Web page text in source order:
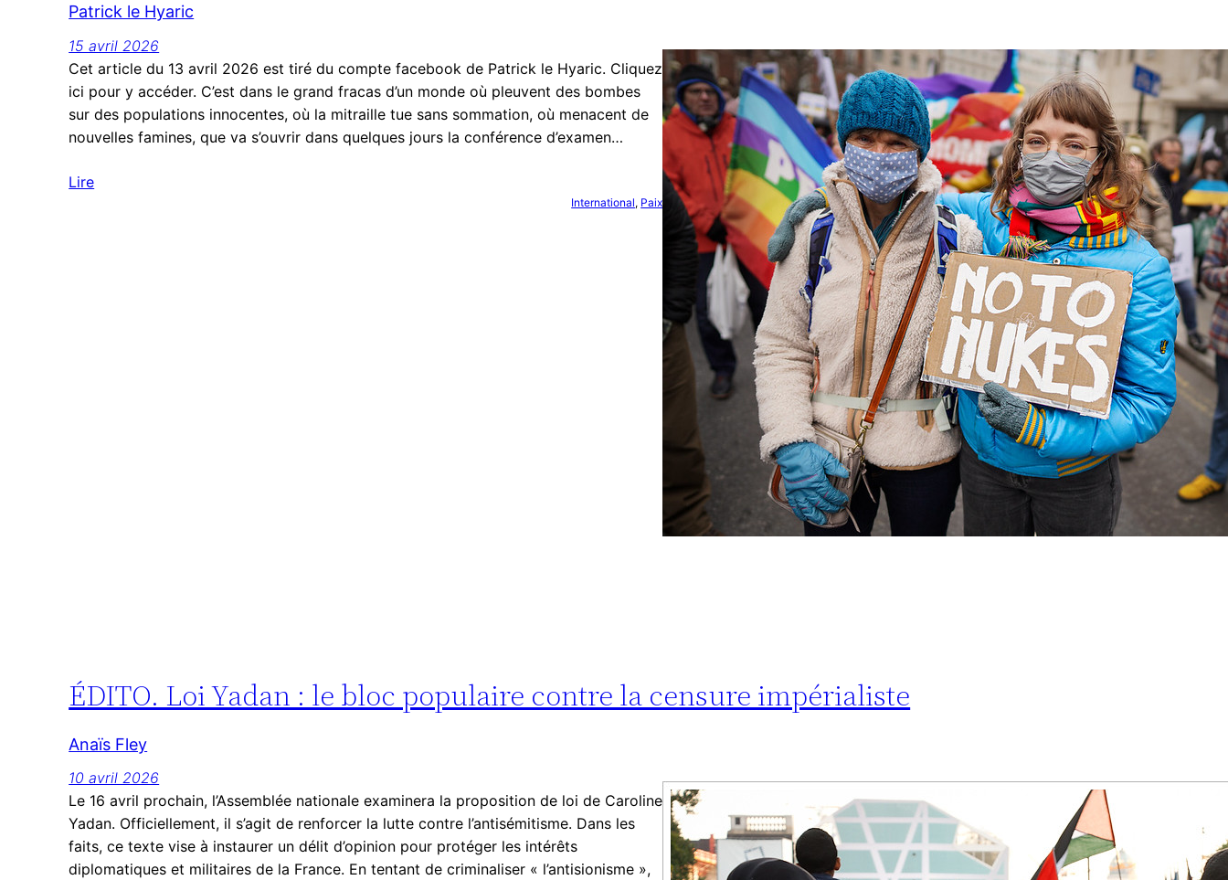
Patrick le Hyaric
15 avril 2026
Cet article du 13 avril 2026 est tiré du compte facebook de Patrick le Hyaric. Cliquez
ici pour y accéder. C’est dans le grand fracas d’un monde où pleuvent des bombes
sur des populations innocentes, où la mitraille tue sans sommation, où menacent de
nouvelles famines, que va s’ouvrir dans quelques jours la conférence d’examen…
Lire
International, Paix
ÉDITO. Loi Yadan : le bloc populaire contre la censure impérialiste
Anaïs Fley
10 avril 2026
Le 16 avril prochain, l’Assemblée nationale examinera la proposition de loi de Caroline
Yadan. Officiellement, il s’agit de renforcer la lutte contre l’antisémitisme. Dans les
faits, ce texte vise à instaurer un délit d’opinion pour protéger les intérêts
diplomatiques et militaires de la France. En tentant de criminaliser « l’antisionisme »,